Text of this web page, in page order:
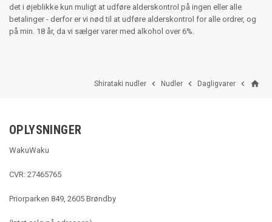
det i øjeblikke kun muligt at udføre alderskontrol på ingen eller alle
betalinger - derfor er vi nød til at udføre alderskontrol for alle ordrer, og
på min. 18 år, da vi sælger varer med alkohol over 6%.
home

Dagligvarer

Nudler

Shirataki nudler
OPLYSNINGER
WakuWaku
CVR: 27465765
Priorparken 849, 2605 Brøndby